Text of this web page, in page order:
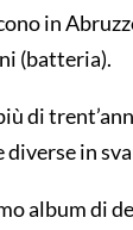
in
(batteria).
di
in
album di